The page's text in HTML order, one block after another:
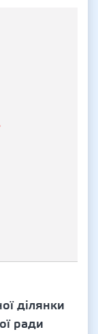
ділянки
ради